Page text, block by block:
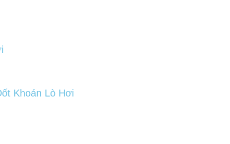
Khoán Lò Hơi